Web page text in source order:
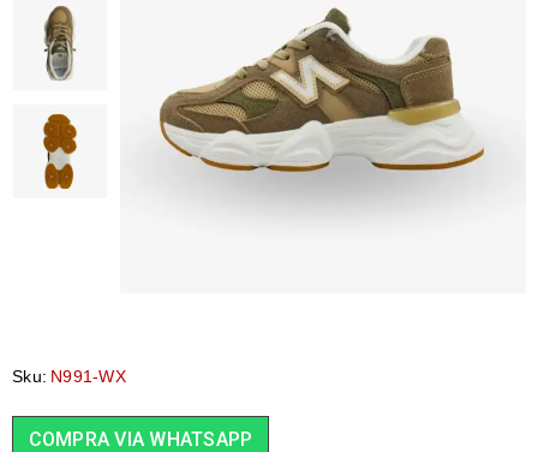
Sku: N991-WX
COMPRA VIA WHATSAPP